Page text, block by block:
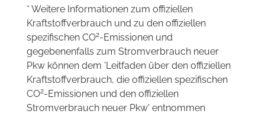
* Weitere Informationen zum offiziellen
Kraftstoffverbrauch und zu den offiziellen
spezifischen CO2-Emissionen und
gegebenenfalls zum Stromverbrauch neuer
Pkw können dem 'Leitfaden über den offiziellen
Kraftstoffverbrauch, die offiziellen spezifischen
CO2-Emissionen und den offiziellen
Stromverbrauch neuer Pkw' entnommen